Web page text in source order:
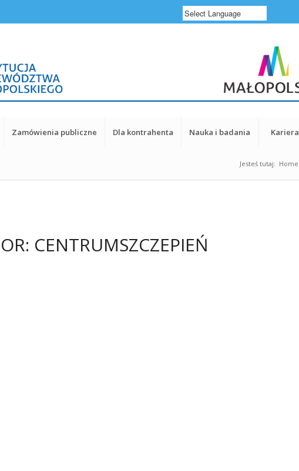
Zamówienia publiczne Dla kontrahenta Nauka i badania Kariera
Jesteś tutaj: Home
CENTRUMSZCZEPIEŃ